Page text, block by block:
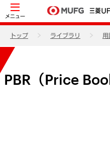
メニュー
トップ ライブラリ 用
PBR（Price